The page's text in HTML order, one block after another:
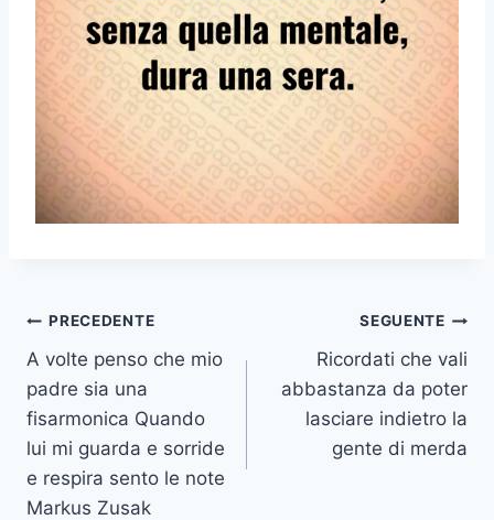
Navigazione
articoli
PRECEDENTE
A volte penso che mio
padre sia una
fisarmonica Quando
lui mi guarda e sorride
e respira sento le note
Markus Zusak
SEGUENTE
Ricordati che vali
abbastanza da poter
lasciare indietro la
gente di merda